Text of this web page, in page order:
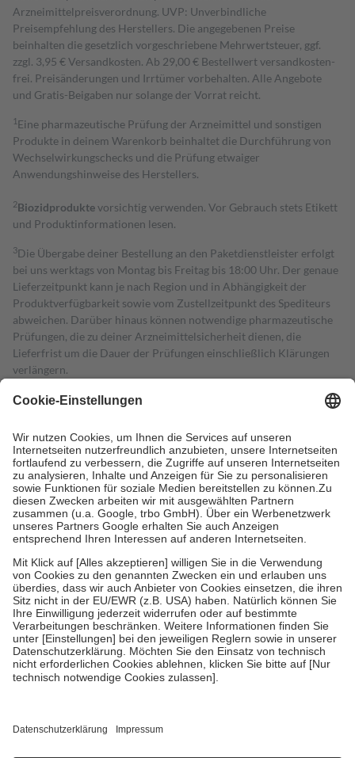
Arzneimittelpreisverordnung. UVP: Unverbindliche
Preisempfehlung des Herstellers. Die angegebenen Preise
beinhalten die gesetzlich vorgeschriebene Mehrwertsteuer, ggf.
zzgl. 3,95 € Versandkosten. Ab 29,00 € Bestell­wert versand­kosten­
frei. Preisänderungen und Irrtümer vorbehalten. Alle Angebote
und Gratis-Beigaben nur solange der Vorrat reicht.
1 Eine pharmazeutische Prüfung der Arzneimittel und sonstigen
Produkte in deinem Warenkorb beinhaltet die Durchführung von
Wechselwirkungschecks und die Prüfung etwaiger
Anwendungshinweise des Herstellers.
2Biozidproduktevorsichtig verwenden. Vor Gebrauch stets Etikett
und Produktinformationen lesen.
3Die Übergabe deiner Bestellung an den Paketdienstleister erfolgt
bei uns werktags von Montag bis Freitag bis 18:00 Uhr. Der genaue
Lieferzeitpunkt kann je nach Region und in Abhängigkeit der
Produktverfügbarkeit sowie vom Zustellzeitpunkt des Spediteurs
abweichen. Darüber hinaus können notwendige pharmazeutische
Prüfungen, die zu deiner Arzneimittelsicherheit dienen, die
Lieferfrist um die Dauer der Prüfungen einschließlich Klärungen
verlängern.
4Für verschreibungspflichtige Medikamente stellt der Arzt ein
gesetzliche Krankenversicherung übernimmt in der Regel die
Kosten dafür, der Versicherte trägt einen Teil davon als Zuzahlung
mit.
Grundsätzlich leisten Mitglieder Zuzahlungen in Höhe von zehn
Prozent des Abgabepreises,mindestensjedochfünf Euro
höchstens zehn Euro.Es sind jedoch nie mehr als die tatsächlichen
Kosten der Leistung zu entrichten.
Diese Regeln gelten grundsätzlich auch für Online-Apotheken.
Bei Heilmitteln und häuslicher Krankenpflege beträgt die
Zuzahlung zehn Prozent der Kosten sowie zehn Euro je
Verordnung.
Um das Engagement der Versicherten für ihre eigene Gesundheit zu
stärken und die besondere Stellung der Familie zu unterstützen,
fallenkeine Zuzahlungenan bei:
• Kindern und Jugendlichen bis zum vollendeten 18. Lebensjahr
mit Ausnahme der Fahrkosten
• empfohlenen Schutzimpfungen